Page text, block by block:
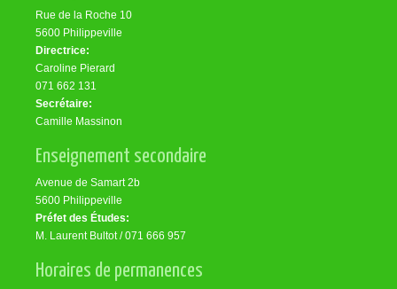
Rue de la Roche 10
5600 Philippeville
Directrice:
Caroline Pierard
071 662 131
Secrétaire:
Camille Massinon
Enseignement secondaire
Avenue de Samart 2b
5600 Philippeville
Préfet des Études:
M. Laurent Bultot / 071 666 957
Horaires de permanences